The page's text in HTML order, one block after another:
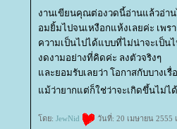
งานเขียนคุณต่องวดนี้อ่านแล้วอ่าน
อมยิ้มไปจนเหงือกแห้งเลยค่ะ เพร
ความเป็นไปได้แบบที่ไม่น่าจะเป็น
งดงามอย่างที่คิดค่ะ ลงตัวจริงๆ
ละยอมรับเลยว่า โอกาสกับบางเรื่
ม้ว่ายากแต่ก็ใช่ว่าจะเกิดขึ้นไม่ไ
ดย: JewNid วันที่: 20 เมษายน 2555